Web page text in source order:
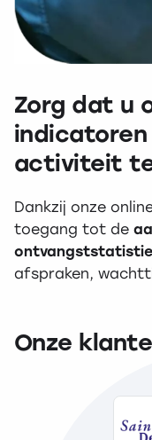
Zorg dat u
activiteit
Dankzij onze
toegang tot de
afspraken,
Onze